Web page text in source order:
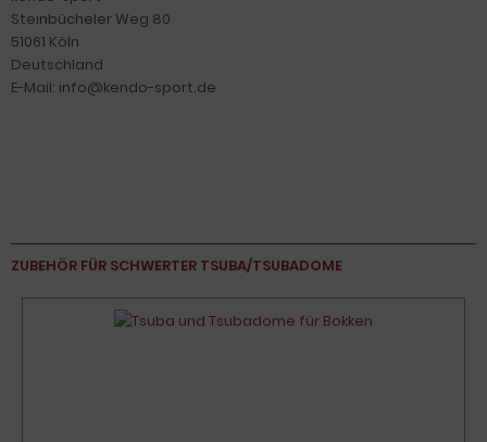
Steinbücheler Weg 80
51061 Köln
Deutschland
E-Mail: info@kendo-sport.de
ZUBEHÖR FÜR SCHWERTER TSUBA/TSUBADOME